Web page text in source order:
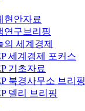
현안자료
연구브리핑
의 세계경제
세계경제 포커스
기초자료
북경사무소 브리핑
델리 브리핑